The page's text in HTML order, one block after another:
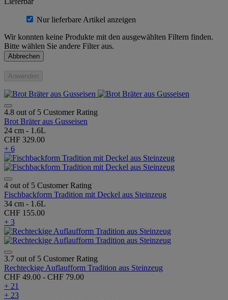
Nur lieferbare Artikel anzeigen
Wir konnten keine Produkte mit den ausgewählten Filtern finden.
Bitte wählen Sie andere Filter aus.
Abbrechen
Anwenden
4.8 out of 5 Customer Rating
Brot Bräter aus Gusseisen
24 cm - 1.6L
CHF 329.00
+ 6
4 out of 5 Customer Rating
Fischbackform Tradition mit Deckel aus Steinzeug
34 cm - 1.6L
CHF 155.00
+ 3
3.7 out of 5 Customer Rating
Rechteckige Auflaufform Tradition aus Steinzeug
CHF 49.00 - CHF 79.00
+ 21
+ 23